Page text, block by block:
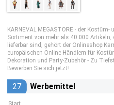
KARNEVAL MEGASTORE - der
Sortiment von mehr als 40.000 Artikeln,
lieferbar sind, gehört der Onlineshop
europäischen Online-Händlern für
Dekoration und Party-Zubehör - Zu
Bewerben Sie sich jetzt!
27 Werbemittel
Start